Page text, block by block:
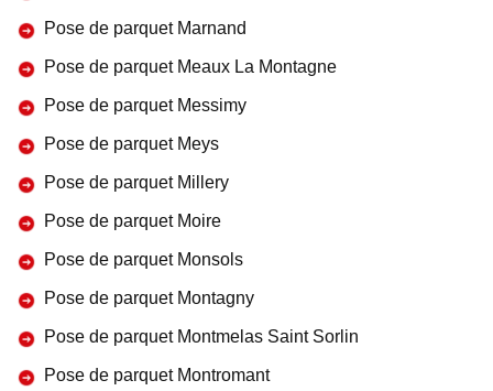
Pose de parquet Marnand
Pose de parquet Meaux La Montagne
Pose de parquet Messimy
Pose de parquet Meys
Pose de parquet Millery
Pose de parquet Moire
Pose de parquet Monsols
Pose de parquet Montagny
Pose de parquet Montmelas Saint Sorlin
Pose de parquet Montromant